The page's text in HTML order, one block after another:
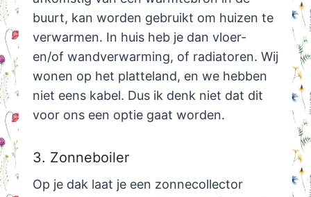
buurt, kan worden gebruikt om huizen te
verwarmen. In huis heb je dan vloer-
en/of wandverwarming, of radiatoren. Wij
wonen op het platteland, en we hebben
niet eens kabel. Dus ik denk niet dat dit
voor ons een optie gaat worden.
3. Zonneboiler
Op je dak laat je een zonnecollector